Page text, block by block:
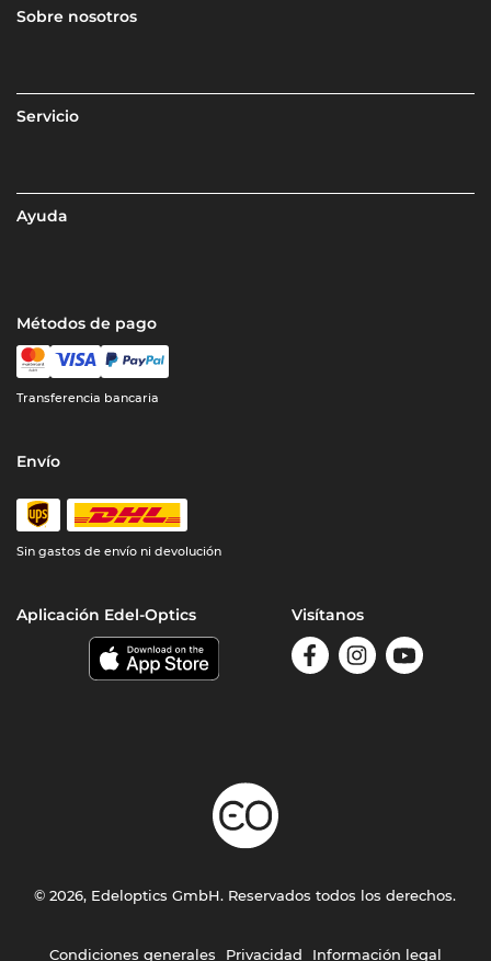
Sobre nosotros
Servicio
Ayuda
Métodos de pago
Transferencia bancaria
Envío
Sin gastos de envío ni devolución
Aplicación Edel-Optics Visítanos
Condiciones generales Privacidad Información legal
© 2026, Edeloptics GmbH. Reservados todos los derechos.